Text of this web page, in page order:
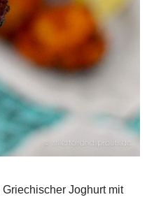
Joghurt mit